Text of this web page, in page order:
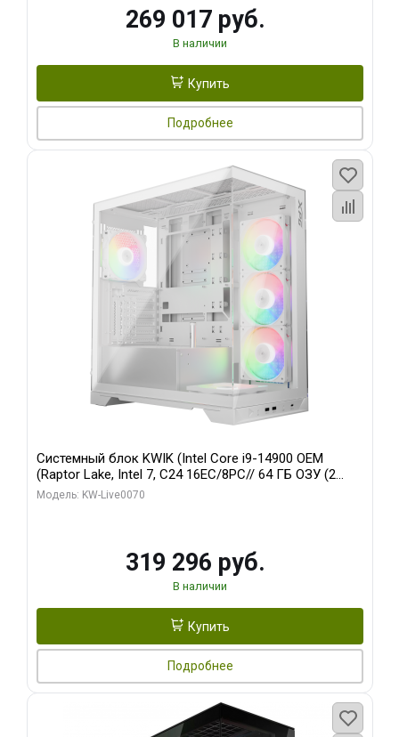
269 017 руб.
В наличии
Купить
Подробнее
Системный блок KWIK (Intel Core i9-14900 OEM
(Raptor Lake, Intel 7, C24 16EC/8PC// 64 ГБ ОЗУ (2
модуля)/ Gigabyte RTX5080 XTREME WATERFORCE
Модель: KW-Live0070
319 296 руб.
В наличии
Купить
Подробнее